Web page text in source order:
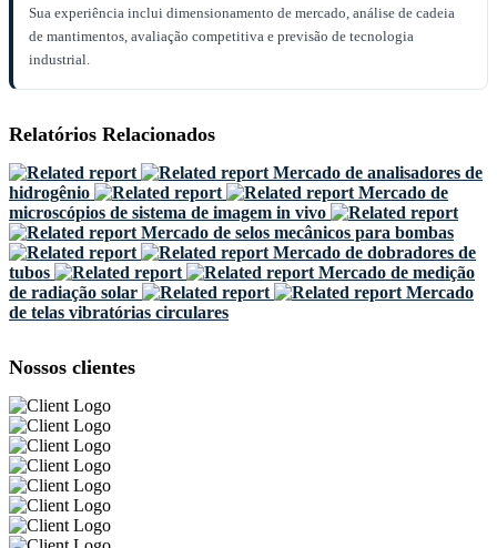
Sua experiência inclui dimensionamento de mercado, análise de cadeia
de mantimentos, avaliação competitiva e previsão de tecnologia
industrial.
Relatórios Relacionados
Mercado de analisadores de
hidrogênio
Mercado de
microscópios de sistema de imagem in vivo
Mercado de selos mecânicos para bombas
Mercado de dobradores de
tubos
Mercado de medição
de radiação solar
Mercado
de telas vibratórias circulares
Nossos clientes